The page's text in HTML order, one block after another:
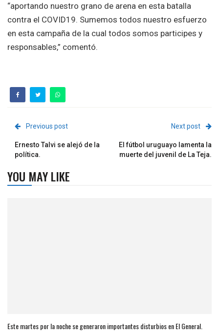
“aportando nuestro grano de arena en esta batalla
contra el COVID19. Sumemos todos nuestro esfuerzo
en esta campaña de la cual todos somos participes y
responsables,” comentó.
Previous post
Ernesto Talvi se alejó de la
política.
Next post
El fútbol uruguayo lamenta la
muerte del juvenil de La Teja.
YOU MAY LIKE
Este martes por la noche se generaron importantes disturbios en El General.